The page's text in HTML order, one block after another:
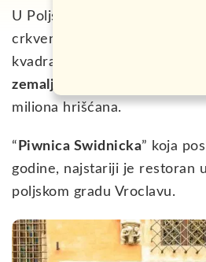
U Poljskoj se nalaze
crkvenog zemljišta iznosi
kvadratnih kilometara, što je
zemalja u svijetu.
miliona hrišćana.
“ Piwnica Swidnicka” koja
godine, najstariji je restoran
poljskom gradu Vroclavu.